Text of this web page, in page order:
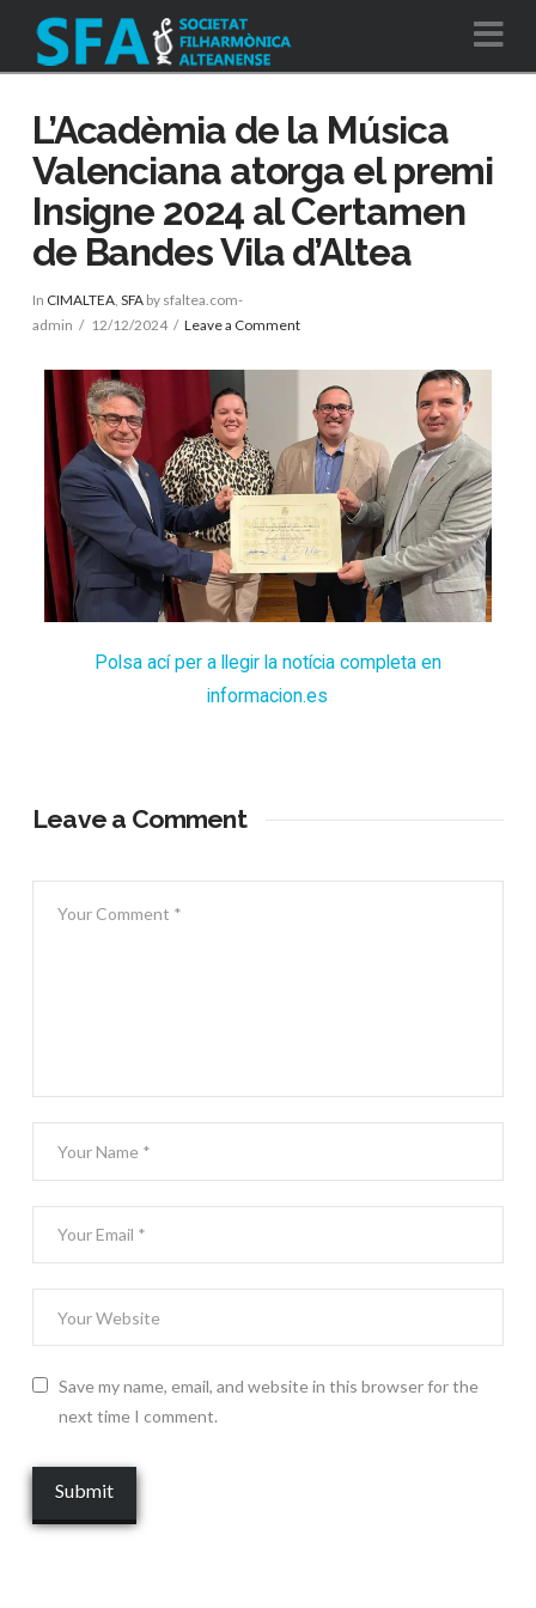
L’Acadèmia de la Música
Valenciana atorga el premi
Insigne 2024 al Certamen
de Bandes Vila d’Altea
In CIMALTEA, SFAby sfaltea.com-
admin
12/12/2024 Leave a Comment
Polsa ací per a llegir la notícia completa en
informacion.es
Leave a Comment
Save my name, email, and website in this browser for the
next time I comment.